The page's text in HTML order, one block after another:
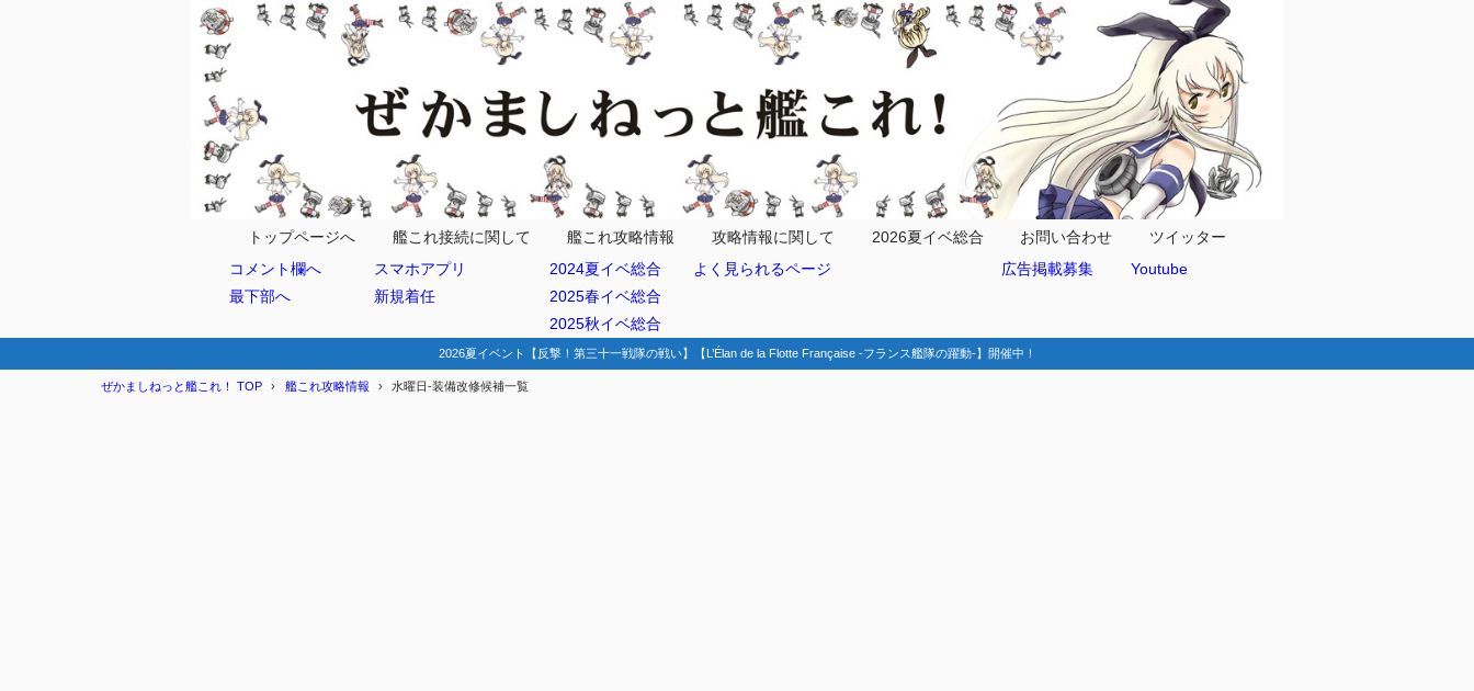
トップページへ
コメント欄へ
最下部へ
艦これ接続に関して
スマホアプリ
新規着任
艦これ攻略情報
2024夏イベ総合
2025春イベ総合
2025秋イベ総合
攻略情報に関して
よく見られるページ
2026夏イベ総合
お問い合わせ
広告掲載募集
ツイッター
Youtube
2026夏イベント【反撃！第三十一戦隊の戦い】【L’Élan de la Flotte Française -フランス艦隊の躍動-】開催中！
ぜかましねっと艦これ！ TOP 艦これ攻略情報 水曜日-装備改修候補一覧